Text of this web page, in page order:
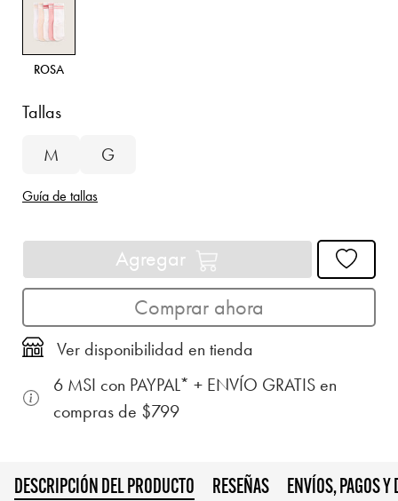
ROSA
Tallas
M
G
Guía de tallas
Agregar
Comprar ahora
Ver disponibilidad en tienda
6 MSI con PAYPAL* + ENVÍO GRATIS en
compras de $799
DESCRIPCIÓN DEL PRODUCTO RESEÑAS ENVÍOS, PAGOS Y